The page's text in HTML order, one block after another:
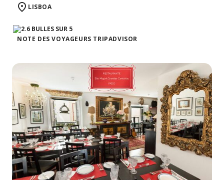
LISBOA
NOTE DES VOYAGEURS TRIPADVISOR